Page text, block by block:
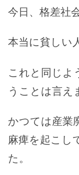
今日、格差社
本当に貧しい
これと同じよ
うことは言え
かつては産業
麻痺を起こし
た。